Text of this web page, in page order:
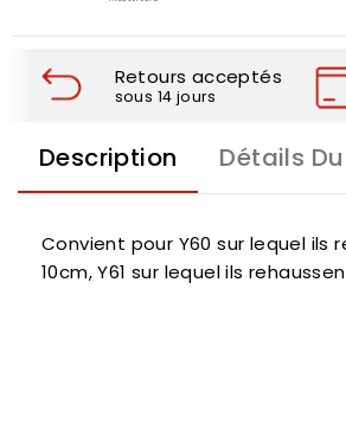
Retours acceptés
sous 14 jours
Description Détails
Convient pour Y60 sur lequel ils
10cm, Y61 sur lequel ils